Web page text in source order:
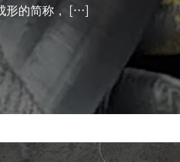
的简称， […]